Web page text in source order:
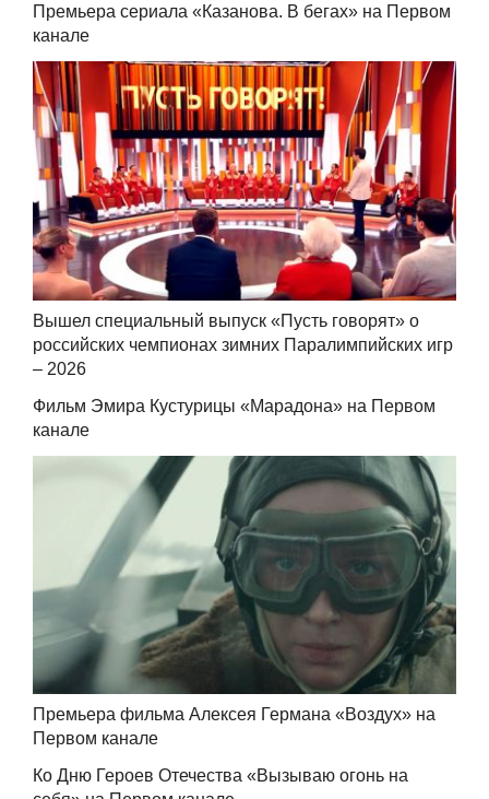
Премьера сериала «Казанова. В бегах» на Первом
канале
Вышел специальный выпуск «Пусть говорят» о
российских чемпионах зимних Паралимпийских игр
– 2026
Фильм Эмира Кустурицы «Марадона» на Первом
канале
Премьера фильма Алексея Германа «Воздух» на
Первом канале
Ко Дню Героев Отечества «Вызываю огонь на